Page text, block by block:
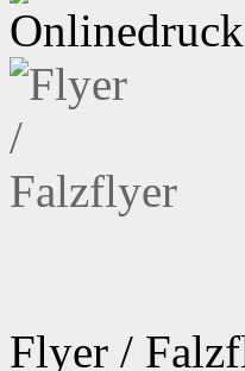
Flyer /